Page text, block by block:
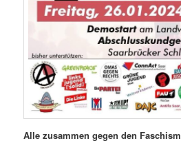
Alle zusam­men gegen den